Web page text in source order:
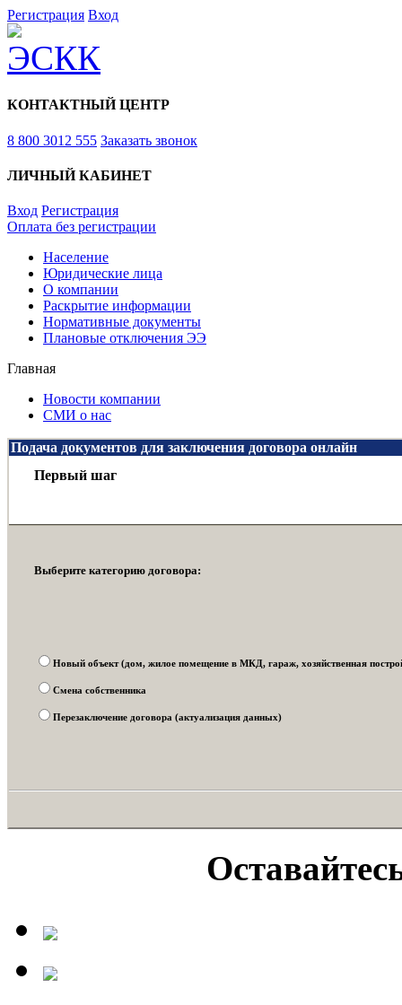
Регистрация Вход
КОНТАКТНЫЙ ЦЕНТР
8 800 3012 555 Заказать звонок
ЛИЧНЫЙ КАБИНЕТ
Вход Регистрация
Оплата без регистрации
Население
Юридические лица
О компании
Раскрытие информации
Нормативные документы
Плановые отключения ЭЭ
Главная
Новости компании
СМИ о нас
Подача документов для заключения договора онлайн
Первый шаг
Выберите категорию договора:
Новый объект (дом, жилое помещение в МКД, гараж, хозяйственная
Смена собственника
Перезаключение договора (актуализация данных)